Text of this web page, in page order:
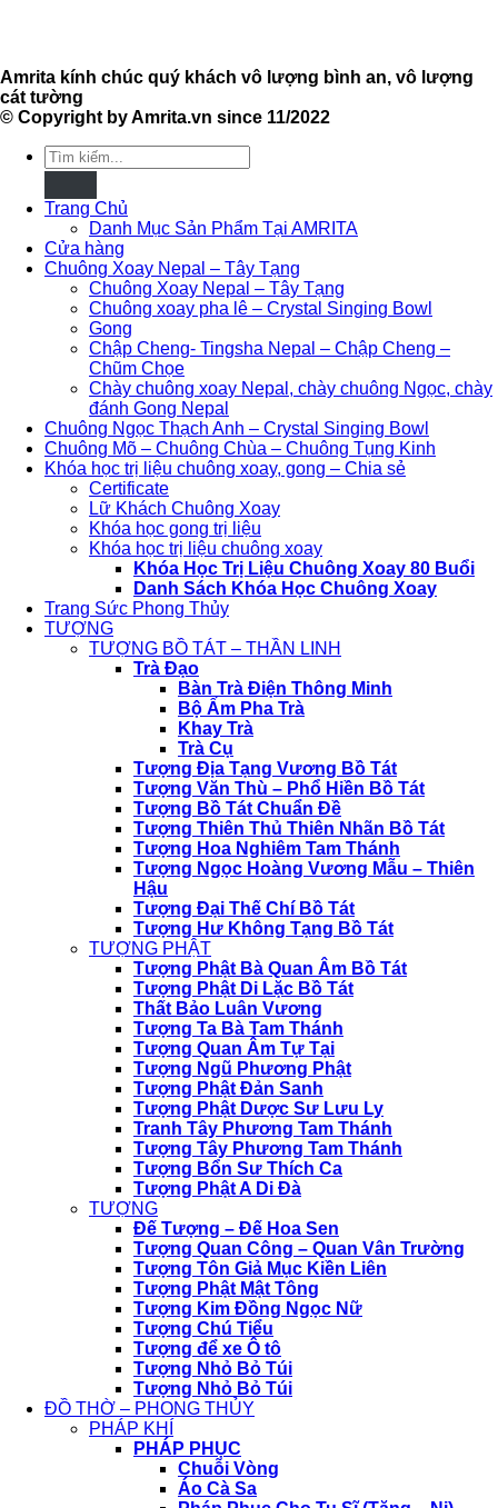
Amrita kính chúc quý khách vô lượng bình an, vô lượng
cát tường
© Copyright by Amrita.vn since 11/2022
Tìm
kiếm:
Trang Chủ
Danh Mục Sản Phẩm Tại AMRITA
Cửa hàng
Chuông Xoay Nepal – Tây Tạng
Chuông Xoay Nepal – Tây Tạng
Chuông xoay pha lê – Crystal Singing Bowl
Gong
Chập Cheng- Tingsha Nepal – Chập Cheng –
Chũm Chọe
Chày chuông xoay Nepal, chày chuông Ngọc, chày
đánh Gong Nepal
Chuông Ngọc Thạch Anh – Crystal Singing Bowl
Chuông Mõ – Chuông Chùa – Chuông Tụng Kinh
Khóa học trị liệu chuông xoay, gong – Chia sẻ
Certificate
Lữ Khách Chuông Xoay
Khóa học gong trị liệu
Khóa học trị liệu chuông xoay
Khóa Học Trị Liệu Chuông Xoay 80 Buổi
Danh Sách Khóa Học Chuông Xoay
Trang Sức Phong Thủy
TƯỢNG
TƯỢNG BỒ TÁT – THẦN LINH
Trà Đạo
Bàn Trà Điện Thông Minh
Bộ Ấm Pha Trà
Khay Trà
Trà Cụ
Tượng Địa Tạng Vương Bồ Tát
Tượng Văn Thù – Phổ Hiền Bồ Tát
Tượng Bồ Tát Chuẩn Đề
Tượng Thiên Thủ Thiên Nhãn Bồ Tát
Tượng Hoa Nghiêm Tam Thánh
Tượng Ngọc Hoàng Vương Mẫu – Thiên
Hậu
Tượng Đại Thế Chí Bồ Tát
Tượng Hư Không Tạng Bồ Tát
TƯỢNG PHẬT
Tượng Phật Bà Quan Âm Bồ Tát
Tượng Phật Di Lặc Bồ Tát
Thất Bảo Luân Vương
Tượng Ta Bà Tam Thánh
Tượng Quan Âm Tự Tại
Tượng Ngũ Phương Phật
Tượng Phật Đản Sanh
Tượng Phật Dược Sư Lưu Ly
Tranh Tây Phương Tam Thánh
Tượng Tây Phương Tam Thánh
Tượng Bổn Sư Thích Ca
Tượng Phật A Di Đà
TƯỢNG
Đế Tượng – Đế Hoa Sen
Tượng Quan Công – Quan Vân Trường
Tượng Tôn Giả Mục Kiền Liên
Tượng Phật Mật Tông
Tượng Kim Đồng Ngọc Nữ
Tượng Chú Tiểu
Tượng để xe Ô tô
Tượng Nhỏ Bỏ Túi
Tượng Nhỏ Bỏ Túi
ĐỒ THỜ – PHONG THỦY
PHÁP KHÍ
PHÁP PHỤC
Chuỗi Vòng
Áo Cà Sa